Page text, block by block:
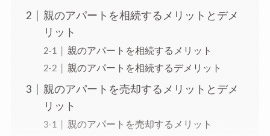
親のアパートを相続するメリットとデメ
リット
親のアパートを相続するメリット
親のアパートを相続するデメリット
親のアパートを売却するメリットとデメ
リット
親のアパートを売却するメリット